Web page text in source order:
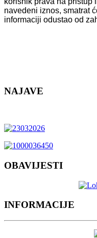
navedeni iznos, smatrat
informaciji odustao od
NAJAVE
OBAVIJESTI
INFORMACIJE